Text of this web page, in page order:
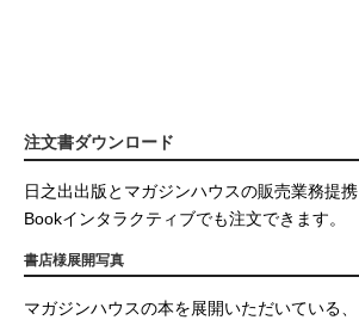
注文書ダウンロード
日之出出版とマガジンハウスの販売業務提携
Bookインタラクティブでも注文できます。
書店様展開写真
マガジンハウスの本を展開いただいている、